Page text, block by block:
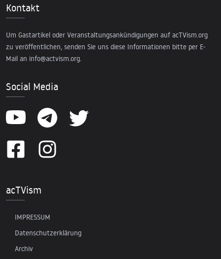
Kontakt
Um Gastartikel oder Veranstaltungsankündigungen auf acTVism.org
zu veröffentlichen, senden Sie uns diese Informationen bitte per E-
Mail an info@actvism.org.
Social Media
acTVism
IMPRESSUM
Datenschutzerklärung
Archiv